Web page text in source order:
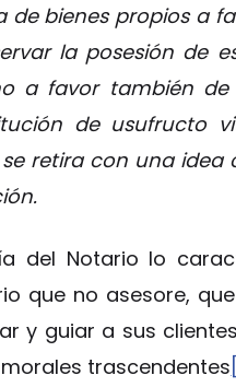
de bienes propios a
la posesión de
a favor también
de usufructo
retira con una
del Notario lo
que no asesore,
y guiar a sus
trascendentes